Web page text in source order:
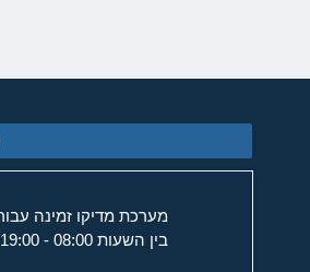
מערכת מדיקו זמינה
בין השעות 08:00 - 19:00